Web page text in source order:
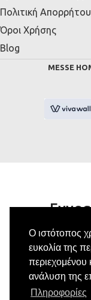
Ο ιστότοπος
ευκολία της
περιεχομένου
ανάλυση της
Πληροφορίες
Πολιτική Απορρήτου
Όροι Χρήσης
Blog
MESSE
Κάνε